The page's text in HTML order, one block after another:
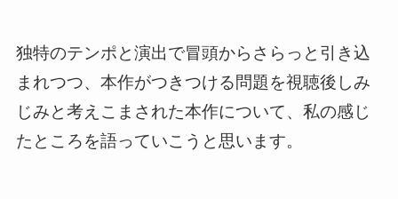
独特のテンポと演出で冒頭からさらっと引き込
まれつつ、本作がつきつける問題を視聴後しみ
じみと考えこまされた本作について、私の感じ
たところを語っていこうと思います。